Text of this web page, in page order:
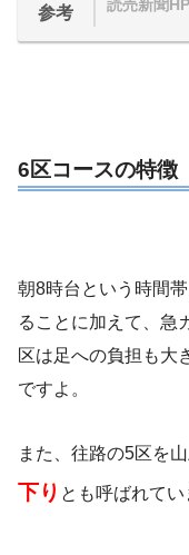
参考 読売新聞HP
6区コースの特徴
朝8時台という時間
ることに加えて、急
区は足への負担も大
ですよ。
また、往路の5区を
下り とも呼ばれてい